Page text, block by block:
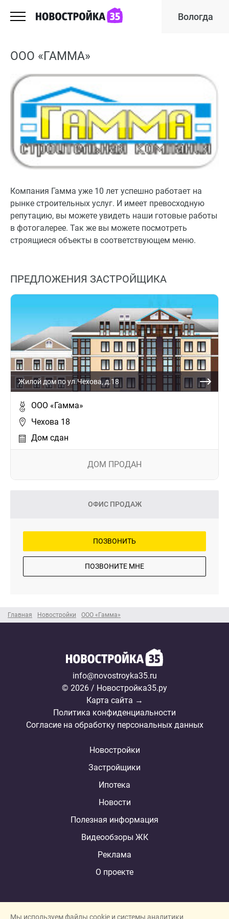
Вологда
Главная Новостройки ООО «Гамма»
ООО «ГАММА»
Компания Гамма уже 10 лет успешно работает на
рынке строительных услуг. И имеет превосходную
репутацию, вы можете увидеть наши готовые работы
в фотогалерее. Так же вы можете посмотреть
строящиеся объекты в соответствующем меню.
ПРЕДЛОЖЕНИЯ ЗАСТРОЙЩИКА
Жилой дом по ул.Чехова, д.18
ООО «Гамма»
Чехова 18
Дом сдан
ДОМ ПРОДАН
ОФИС ПРОДАЖ
ПОЗВОНИТЬ
ПОЗВОНИТЕ МНЕ
info@novostroyka35.ru
© 2026 / Новостройка35.ру
Карта сайта →
Политика конфиденциальности
Согласие на обработку персональных данных
Новостройки
Застройщики
Ипотека
Новости
Полезная информация
Видеообзоры ЖК
Реклама
О проекте
Мы используем файлы cookie и системы аналитики